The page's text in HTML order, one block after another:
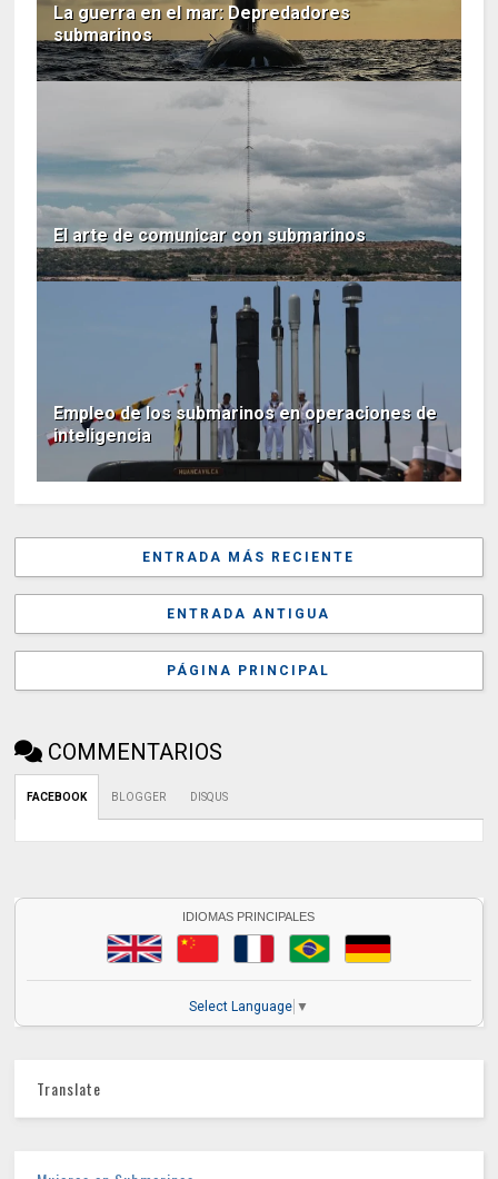
La guerra en el mar: Depredadores
submarinos
El arte de comunicar con submarinos
Empleo de los submarinos en operaciones de
inteligencia
ENTRADA MÁS RECIENTE
ENTRADA ANTIGUA
PÁGINA PRINCIPAL
COMMENTARIOS
FACEBOOK BLOGGER DISQUS
IDIOMAS PRINCIPALES
Select Language ▼
Translate